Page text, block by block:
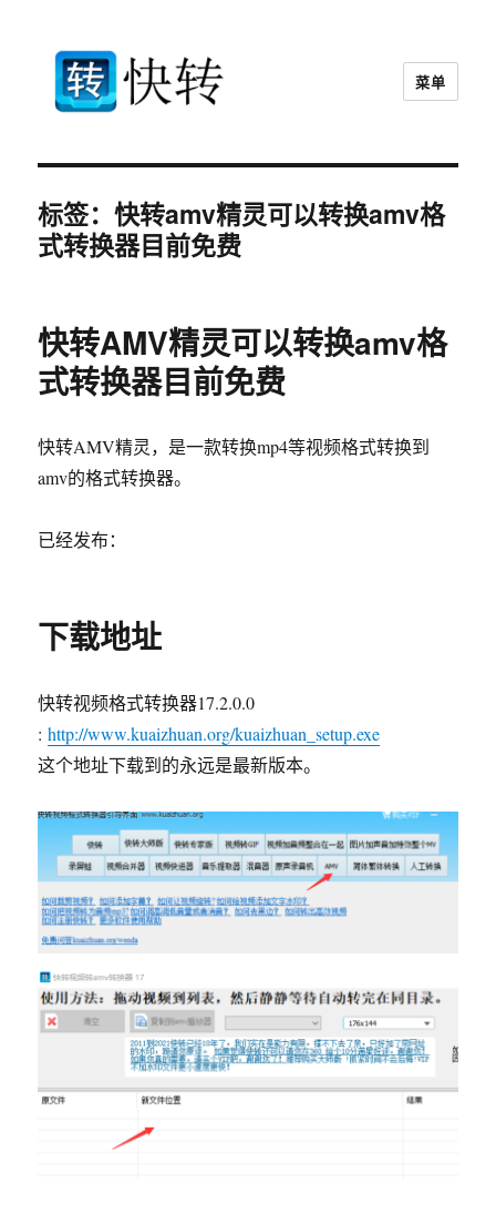
菜单
标签：快转amv精灵可以转换amv格
式转换器目前免费
快转AMV精灵可以转换amv格
式转换器目前免费
快转AMV精灵，是一款转换mp4等视频格式转换到
amv的格式转换器。
已经发布：
下载地址
快转视频格式转换器17.2.0.0
:http://www.kuaizhuan.org/kuaizhuan_setup.exe
这个地址下载到的永远是最新版本。